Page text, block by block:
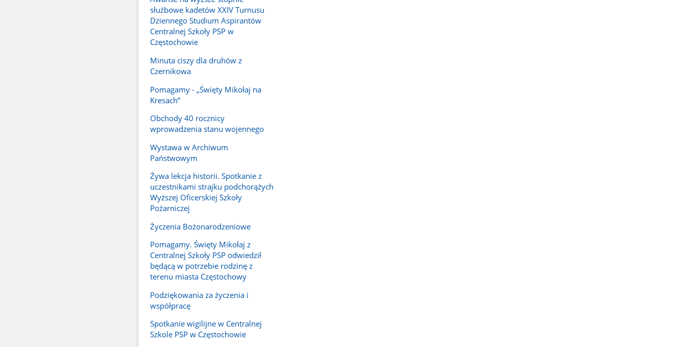
służbowe kadetów XXIV Turnusu
Dziennego Studium Aspirantów
Centralnej Szkoły PSP w
Częstochowie
Minuta ciszy dla druhów z
Czernikowa
Pomagamy - „Święty Mikołaj na
Kresach”
Obchody 40 rocznicy
wprowadzenia stanu wojennego
Wystawa w Archiwum
Państwowym
Żywa lekcja historii. Spotkanie z
uczestnikami strajku podchorążych
Wyższej Oficerskiej Szkoły
Pożarniczej
Życzenia Bożonarodzeniowe
Pomagamy. Święty Mikołaj z
Centralnej Szkoły PSP odwiedził
będącą w potrzebie rodzinę z
terenu miasta Częstochowy
Podziękowania za życzenia i
współpracę
Spotkanie wigilijne w Centralnej
Szkole PSP w Częstochowie